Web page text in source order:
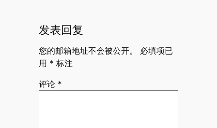
发表回复
您的邮箱地址不会被公开。
必填项已
用 * 标注
评论 *